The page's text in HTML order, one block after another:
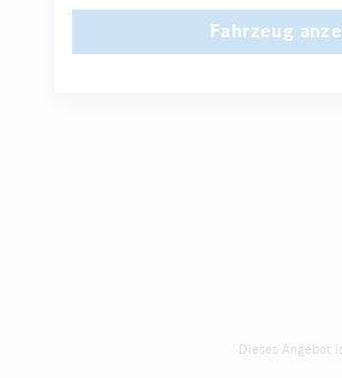
Komfortsitz Fahrer/Beifahrer
Fahrzeug
Dieses Angebot